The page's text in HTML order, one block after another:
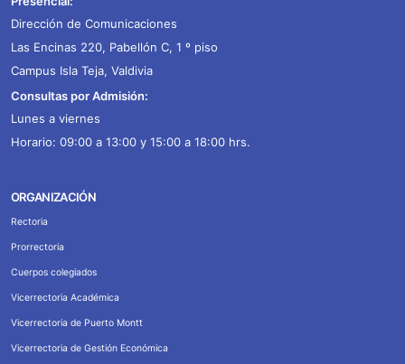
Dirección de Comunicaciones
Las Encinas 220, Pabellón C, 1 º piso
Campus Isla Teja, Valdivia
Consultas por Admisión:
Lunes a viernes
Horario: 09:00 a 13:00 y 15:00 a 18:00 hrs.
ORGANIZACIÓN
Rectoria
Prorrectoria
Cuerpos colegiados
Vicerrectoria Académica
Vicerrectoria de Puerto Montt
Vicerrectoria de Gestión Económica